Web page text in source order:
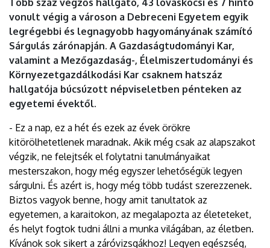
vonult végig a városon a Debreceni Egyetem egyik
legrégebbi és legnagyobb hagyományának számító
Sárgulás zárónapján. A Gazdaságtudományi Kar,
valamint a Mezőgazdaság-, Élelmiszertudományi és
Környezetgazdálkodási Kar csaknem hatszáz
hallgatója búcsúzott népviseletben pénteken az
egyetemi évektől.
- Ez a nap, ez a hét és ezek az évek örökre
kitörölhetetlenek maradnak. Akik még csak az alapszakot
végzik, ne felejtsék el folytatni tanulmányaikat
mesterszakon, hogy még egyszer lehetőségük legyen
sárgulni. És azért is, hogy még több tudást szerezzenek.
Biztos vagyok benne, hogy amit tanultatok az
egyetemen, a karaitokon, az megalapozta az életeteket,
és helyt fogtok tudni állni a munka világában, az életben.
Kívánok sok sikert a záróvizsgákhoz! Legyen egészség,